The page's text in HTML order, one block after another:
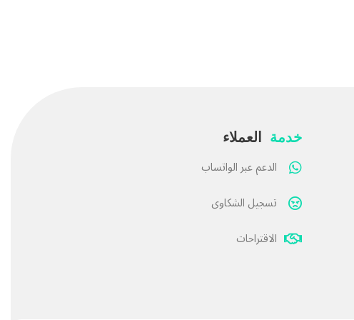
خدمة العملاء
الدعم عبر الواتساب
تسجيل الشكاوى
الاقتراحات